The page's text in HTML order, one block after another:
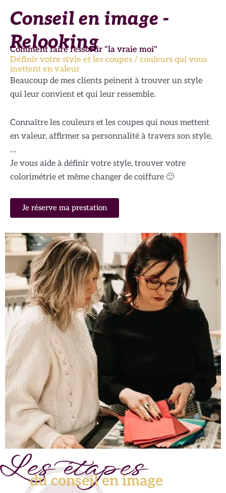
Conseil en image -
Relooking
Comment faire ressortir "la vraie moi"
Définir votre style et les coupes / couleurs qui vous
mettent en valeur
Beaucoup de mes clients peinent à trouver un style
qui leur convient et qui leur ressemble.
Connaître les couleurs et les coupes qui nous mettent
en valeur, affirmer sa personnalité à travers son style,
…
Je vous aide à définir votre style, trouver votre
colorimétrie et même changer de coiffure 🙂
Je réserve ma prestation
Les étapes
du conseil en image